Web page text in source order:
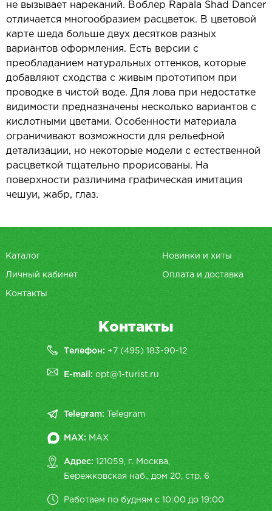
не вызывает нареканий. Воблер Rapala Shad Dancer
отличается многообразием расцветок. В цветовой
карте шеда больше двух десятков разных
вариантов оформления. Есть версии с
преобладанием натуральных оттенков, которые
добавляют сходства с живым прототипом при
проводке в чистой воде. Для лова при недостатке
видимости предназначены несколько вариантов с
кислотными цветами. Особенности материала
ограничивают возможности для рельефной
детализации, но некоторые модели с естественной
расцветкой тщательно прорисованы. На
поверхности различима графическая имитация
чешуи, жабр, глаз.
Каталог Новинки и хиты
Личный кабинет Оплата и доставка
Контакты
Контакты
Телефон: +7 (495) 183-90-12
E-mail:opt@1-turist.ru
Telegram: Telegram
MAX: MAX
Адрес: 121059, г. Москва,
Бережковская наб., дом 20, cтр. 6
Работаем по будням с 10:00 до 19:00